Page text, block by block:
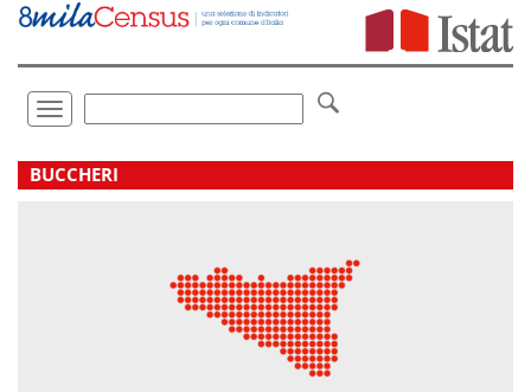
Vai
direttamente
Toggle
navigation
.
BUCCHERI